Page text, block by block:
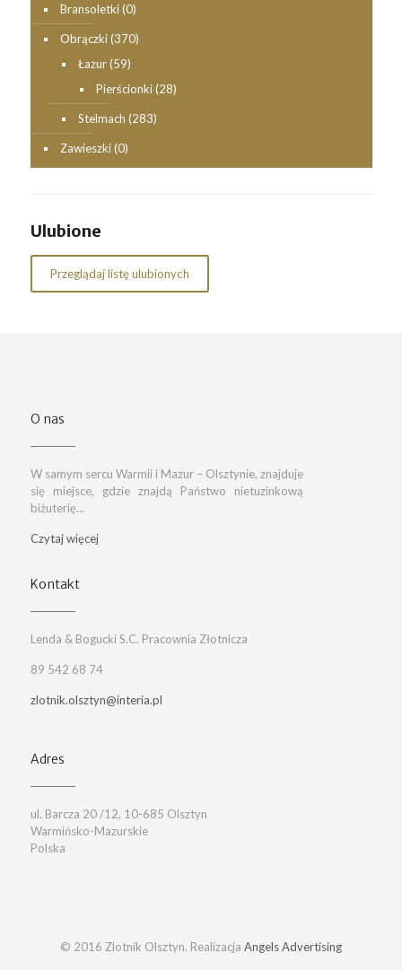
Bransoletki (0)
Obrączki (370)
Łazur (59)
Pierścionki (28)
Stelmach (283)
Zawieszki (0)
Ulubione
Przeglądaj listę ulubionych
O nas
W samym sercu Warmii i Mazur – Olsztynie, znajduje
się miejsce, gdzie znajdą Państwo nietuzinkową
biżuterię...
Czytaj więcej
Kontakt
Lenda & Bogucki S.C. Pracownia Złotnicza
89 542 68 74
zlotnik.olsztyn@interia.pl
Adres
ul. Barcza 20 /12, 10-685 Olsztyn
Warmińsko-Mazurskie
Polska
© 2016 Zlotnik Olsztyn. Realizacja Angels Advertising